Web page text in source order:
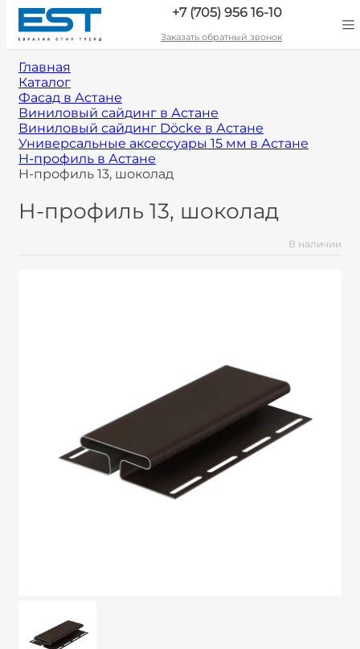
+7 (705) 956 16-10
Заказать обратный звонок
Главная
Каталог
Фасад в Астане
Виниловый сайдинг в Астане
Виниловый сайдинг Döcke в Астане
Универсальные аксессуары 15 мм в Астане
H-профиль в Астане
H-профиль 13, шоколад
H-профиль 13, шоколад
В наличии